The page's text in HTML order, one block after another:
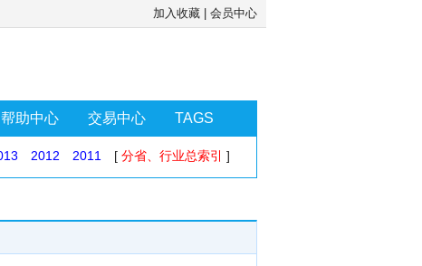
加入收藏 会员中心
帮助中心 交易中心 TAGS
2012 2011 [ 分省、行业总索引 ]